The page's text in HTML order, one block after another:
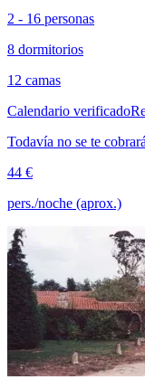
2 - 16 personas
8 dormitorios
12 camas
Calendario verificado
Todavía no se te
44 €
pers./noche (aprox.)